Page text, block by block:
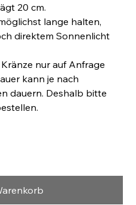
20 cm.
lange halten,
direktem Sonnenlicht
nur auf Anfrage
kann je nach
dauern. Deshalb bitte